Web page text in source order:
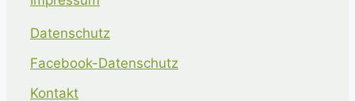
Datenschutz
Facebook-Datenschutz
Kontakt